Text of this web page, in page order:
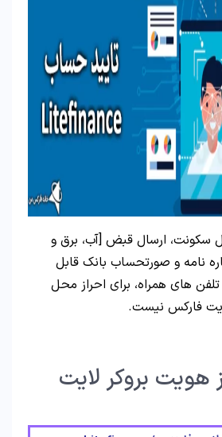
سکونت، ارسال قبض [آب، برق و
نامه و صورتحساب بانک قابل
های همراه، برای احراز محل
فارکس نیست.
هویت بروکر لایت